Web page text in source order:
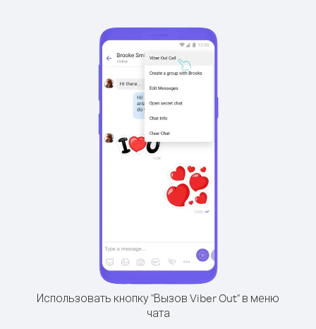
Использовать кнопку "Вызов Viber Out" в меню
чата